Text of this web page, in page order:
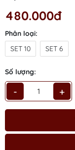
480.000đ
Phân loại:
SET 10
SET 6
Số lượng:
- +
Điều kiện: